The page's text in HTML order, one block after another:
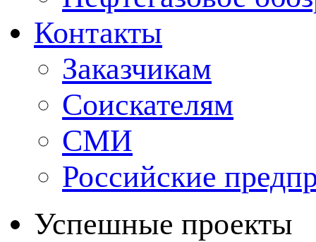
Контакты
Заказчикам
Соискателям
СМИ
Российские
Успешные проекты